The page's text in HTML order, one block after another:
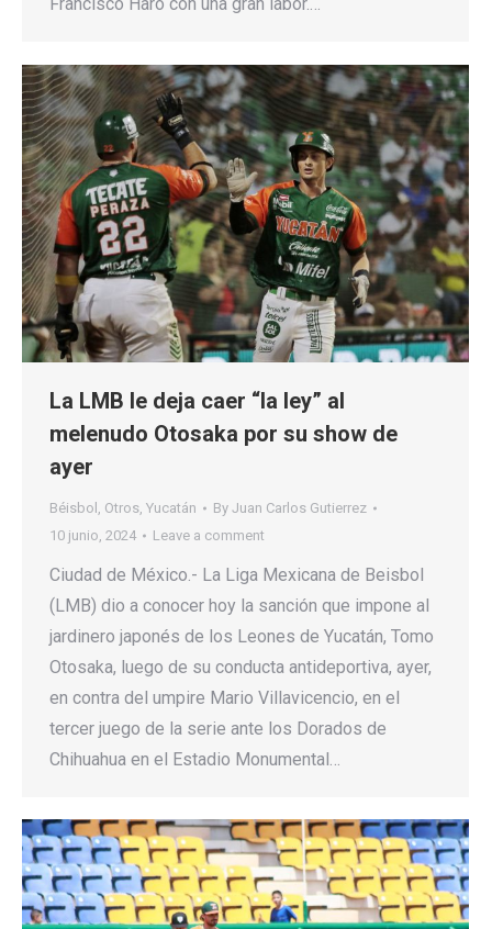
Francisco Haro con una gran labor.…
La LMB le deja caer “la ley” al
melenudo Otosaka por su show de
ayer
Béisbol , Otros, Yucatán By Juan Carlos Gutierrez
10 junio, 2024
Leave a comment
Ciudad de México.- La Liga Mexicana de Beisbol
(LMB) dio a conocer hoy la sanción que impone al
jardinero japonés de los Leones de Yucatán, Tomo
Otosaka, luego de su conducta antideportiva, ayer,
en contra del umpire Mario Villavicencio, en el
tercer juego de la serie ante los Dorados de
Chihuahua en el Estadio Monumental…